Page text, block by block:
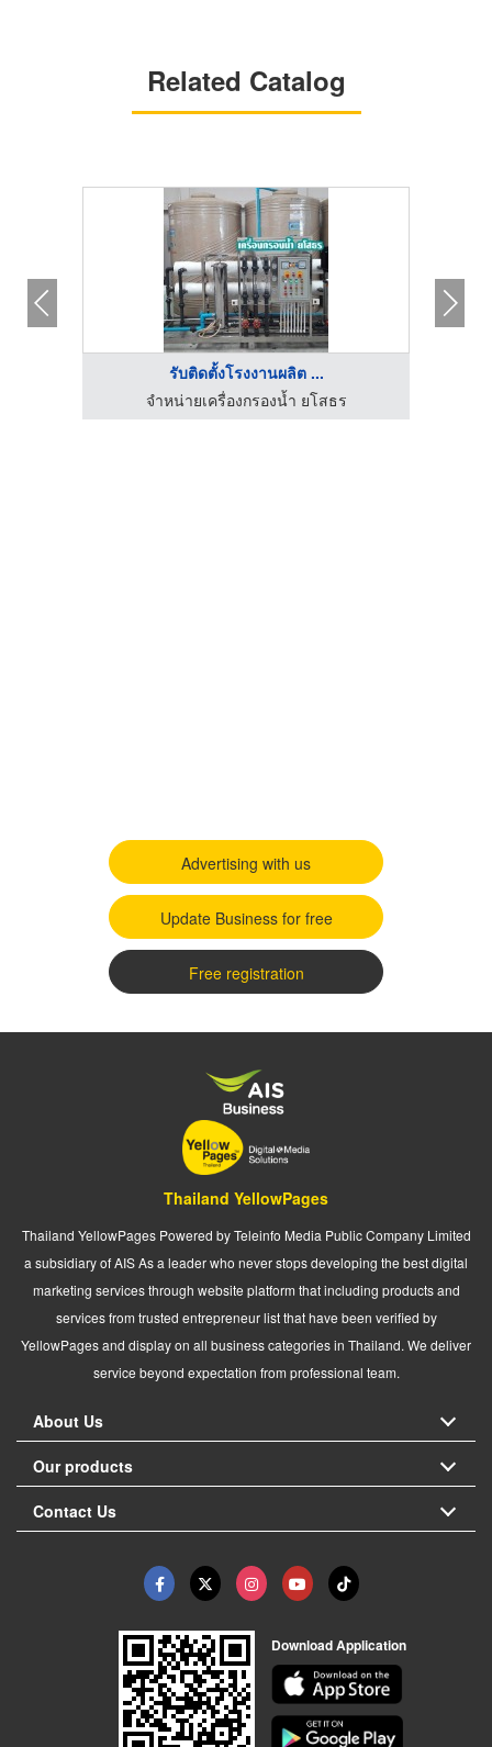
Related Catalog
รับติดตั้งโรงงานผลิต ...
จำหน่ายเครื่องกรองน้ำ ยโสธร
Advertising with us
Update Business for free
Free registration
Thailand YellowPages
Thailand YellowPages Powered by Teleinfo Media Public Company Limited
a subsidiary of AIS As a leader who never stops developing the best digital
marketing services through website platform that including products and
services from trusted entrepreneur list that have been verified by
YellowPages and display on all business categories in Thailand. We deliver
service beyond expectation from professional team.
About Us
Our products
Contact Us
Download Application